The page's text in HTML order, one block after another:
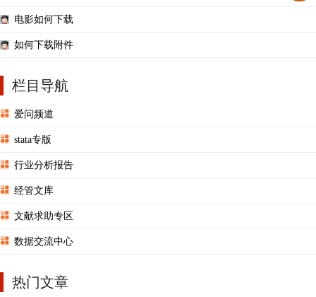
电影如何下载
如何下载附件
栏目导航
爱问频道
stata专版
行业分析报告
经管文库
文献求助专区
数据交流中心
热门文章